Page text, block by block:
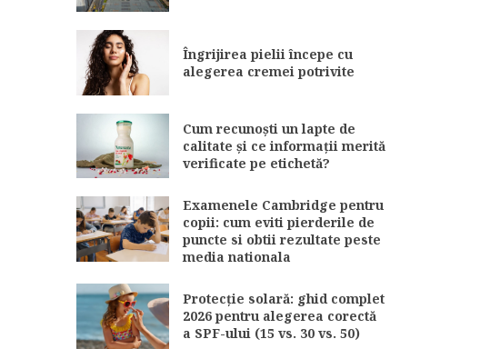
Îngrijirea pielii începe cu
alegerea cremei potrivite
Cum recunoști un lapte de
calitate și ce informații merită
verificate pe etichetă?
Examenele Cambridge pentru
copii: cum eviti pierderile de
puncte si obtii rezultate peste
media nationala
Protecție solară: ghid complet
2026 pentru alegerea corectă
a SPF-ului (15 vs. 30 vs. 50)